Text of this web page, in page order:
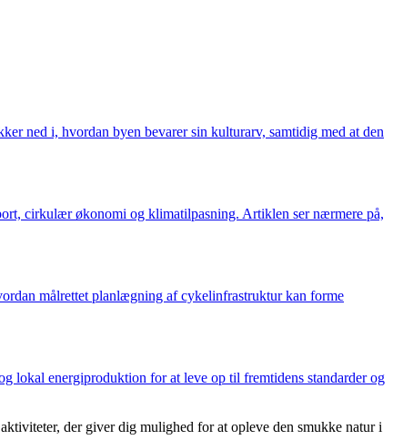
ned i, hvordan byen bevarer sin kulturarv, samtidig med at den
cirkulær økonomi og klimatilpasning. Artiklen ser nærmere på,
målrettet planlægning af cykelinfrastruktur kan forme
lokal energiproduktion for at leve op til fremtidens standarder og
der giver dig mulighed for at opleve den smukke natur i